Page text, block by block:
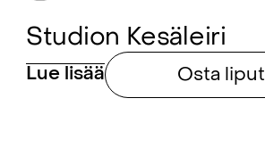
Studion Kesäleiri
Lue lisää Osta liput